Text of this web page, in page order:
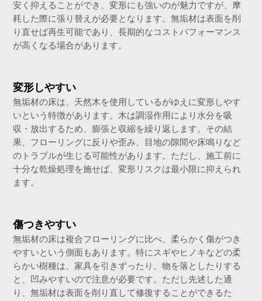
安く抑えることができ、変形にも強いのが魅力ですが、摩
耗した際に張り替えが必要となります。無垢材は表面を削
り直せば再生可能であり、長期的なコストパフォーマンス
が高くなる場合があります。
変形しやすい
無垢材の床は、天然木を使用しているがゆえに変形しやす
いという特徴があります。木は調湿作用により水分を吸
収・放出するため、膨張と収縮を繰り返します。その結
果、フローリングに反りや歪み、目地の隙間や床鳴りなど
のトラブルが生じる可能性があります。ただし、施工前に
十分な乾燥処理を施せば、変形リスクは最小限に抑えられ
ます。
傷つきやすい
無垢材の床は複合フローリングに比べ、柔らかく傷がつき
やすいという側面もあります。特にスギやヒノキなどの柔
らかい樹種は、家具を引きずったり、物を落としたりする
と、凹みやすいので注意が必要です。ただし先述した通
り、無垢材は表面を削り直して修復することができるた